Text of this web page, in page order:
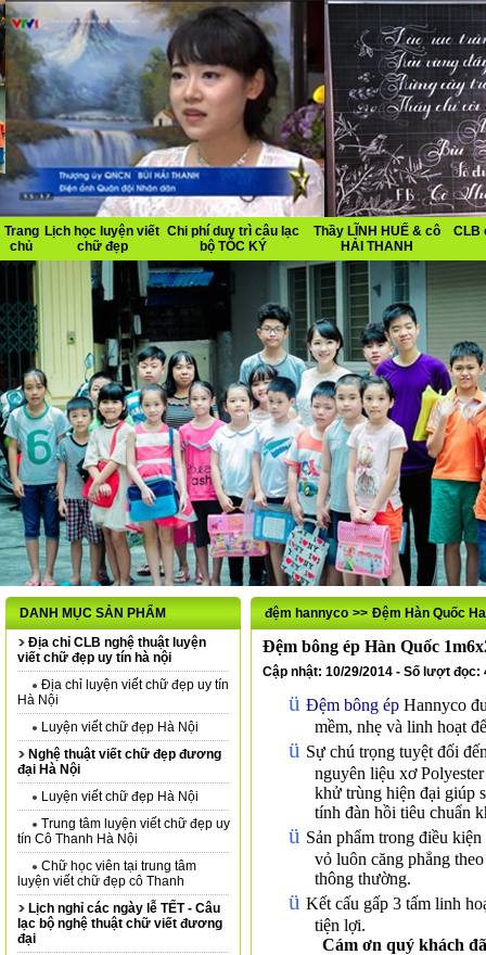
Trang
chủ
Lịch học luyện viết
chữ đẹp
Chi phí duy trì câu lạc
bộ TỐC KÝ
Thầy LĨNH HUẾ & cô
HẢI THANH
CLB
DANH MỤC SẢN PHẨM
Địa chỉ CLB nghệ thuật luyện
viết chữ đẹp uy tín hà nội
Địa chỉ luyện viết chữ đẹp uy tín
Hà Nội
Luyện viết chữ đẹp Hà Nội
Nghệ thuật viết chữ đẹp đương
đại Hà Nội
Luyện viết chữ đẹp Hà Nội
Trung tâm luyện viết chữ đẹp uy
tín Cô Thanh Hà Nội
Chữ học viên tại trung tâm
luyện viết chữ đẹp cô Thanh
Lịch nghỉ các ngày lễ TẾT - Câu
lạc bộ nghệ thuật chữ viết đương
đại
đệm hannyco >> Đệm Hàn Quốc
Đệm bông ép Hàn Quốc
Cập nhật: 10/29/2014 - Số lượt đọc:
ü Đệm bông épHannyco
mềm, nhẹ và linh hoạt
ü Sự chú trọng tuyệt đối
nguyên liệu xơ
khử trùng hiện đại giúp
tính đàn hồi tiêu chuẩn
ü Sản phẩm trong điều
vỏ luôn căng phẳng
thông thường.
ü Kết cấu gấp 3 tấm linh
tiện lợi.
Cám ơn quý khách